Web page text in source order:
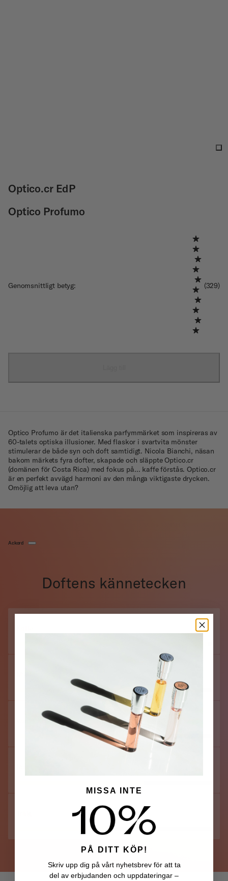
Optico.cr EdP
Optico Profumo
Genomsnittligt betyg: (329)
Optico Profumo är det italienska parfymmärket som inspireras av
60-talets optiska illusioner. Med flaskor i svartvita mönster
stimulerar de både syn och doft samtidigt. Nicola Bianchi, näsan
bakom märkets fyra dofter, skapade och släppte Optico.cr
(domänen för Costa Rica) med fokus på... kaffe förstås. Optico.cr
är en perfekt avvägd harmoni av den många viktigaste drycken.
Omöjlig att leva utan?
Ackord
Doftens kännetecken
Varmt Kryddig
MISSA INTE
PÅ DITT KÖP!
Skriv upp dig på vårt nyhetsbrev för att ta
del av erbjudanden och uppdateringar –